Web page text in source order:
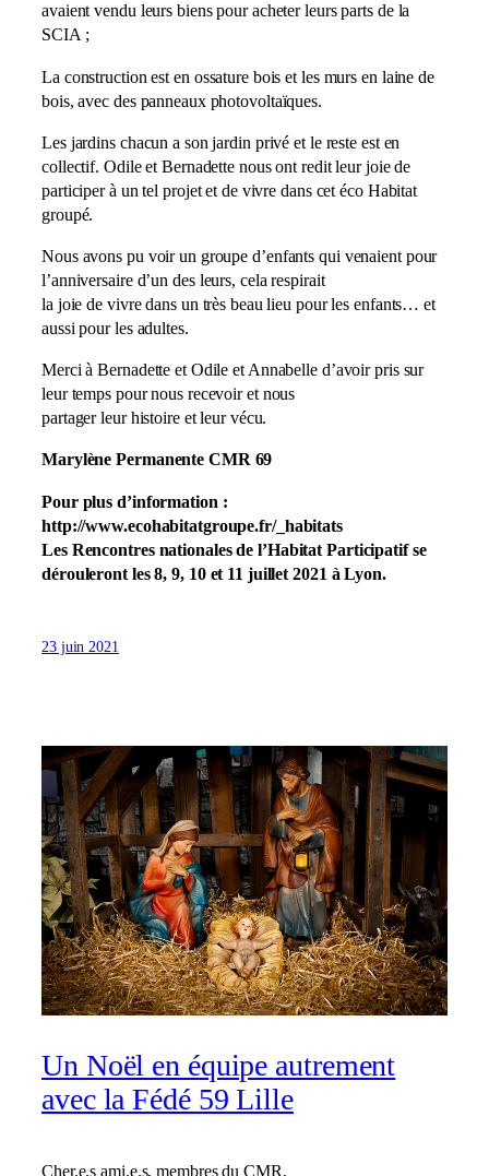
avaient vendu leurs biens pour acheter leurs parts de la
SCIA ;
La construction est en ossature bois et les murs en laine de
bois, avec des panneaux photovoltaïques.
Les jardins chacun a son jardin privé et le reste est en
collectif. Odile et Bernadette nous ont redit leur joie de
participer à un tel projet et de vivre dans cet éco Habitat
groupé.
Nous avons pu voir un groupe d’enfants qui venaient pour
l’anniversaire d’un des leurs, cela respirait
la joie de vivre dans un très beau lieu pour les enfants… et
aussi pour les adultes.
Merci à Bernadette et Odile et Annabelle d’avoir pris sur
leur temps pour nous recevoir et nous
partager leur histoire et leur vécu.
Marylène Permanente CMR 69
Pour plus d’information :
http://www.ecohabitatgroupe.fr/_habitats
Les Rencontres nationales de l’Habitat Participatif se
dérouleront les 8, 9, 10 et 11 juillet 2021 à Lyon.
23 juin 2021
Un Noël en équipe autrement
avec la Fédé 59 Lille
Cher.e.s ami.e.s, membres du CMR,